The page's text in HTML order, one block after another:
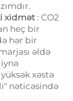
xidmət : CO2
heç bir
hər bir
əldə
xəstə
nəticəsində